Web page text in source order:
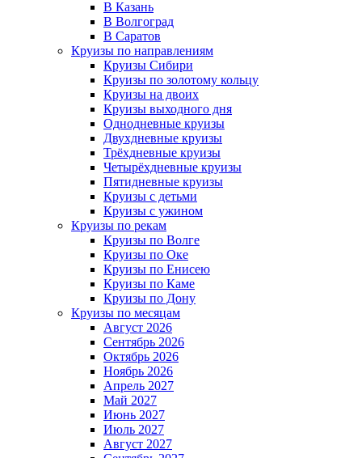
В Казань
В Волгоград
В Саратов
Круизы по направлениям
Круизы Сибири
Круизы по золотому кольцу
Круизы на двоих
Круизы выходного дня
Однодневные круизы
Двухдневные круизы
Трёхдневные круизы
Четырёхдневные круизы
Пятидневные круизы
Круизы с детьми
Круизы с ужином
Круизы по рекам
Круизы по Волге
Круизы по Оке
Круизы по Енисею
Круизы по Каме
Круизы по Дону
Круизы по месяцам
Август 2026
Сентябрь 2026
Октябрь 2026
Ноябрь 2026
Апрель 2027
Май 2027
Июнь 2027
Июль 2027
Август 2027